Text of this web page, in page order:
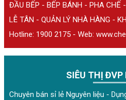
ĐẦU BẾP - BẾP BÁNH - PHA CHẾ
LỄ TÂN - QUẢN LÝ NHÀ HÀNG -
Hotline: 1900 2175 - Web:
SIÊU THỊ ĐVP
Chuyên bán sỉ lẻ Nguyên liệu -